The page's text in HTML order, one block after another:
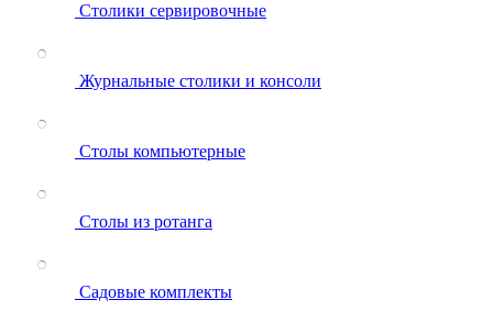
Столики сервировочные
Журнальные столики и консоли
Столы компьютерные
Столы из ротанга
Садовые комплекты